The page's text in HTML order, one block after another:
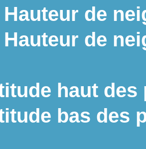
Hauteur de
Hauteur de
haut des
bas des